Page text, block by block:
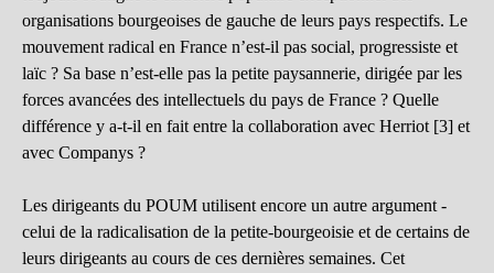
organisations bourgeoises de gauche de leurs pays respectifs. Le
mouvement radical en France n’est-il pas social, progressiste et
laïc ? Sa base n’est-elle pas la petite paysannerie, dirigée par les
forces avancées des intellectuels du pays de France ? Quelle
différence y a-t-il en fait entre la collaboration avec Herriot [3] et
avec Companys ?
Les dirigeants du POUM utilisent encore un autre argument -
celui de la radicalisation de la petite-bourgeoisie et de certains de
leurs dirigeants au cours de ces dernières semaines. Cet